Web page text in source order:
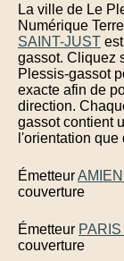
La ville de Le
Numérique
SAINT-JUST
gassot. Cliquez
Plessis-gassot
exacte afin de
direction.
gassot contient
l'orientation
Émetteur
couverture
Émetteur
couverture